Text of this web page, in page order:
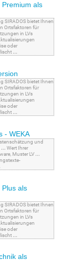
als
SIRADOS bietet Ihnen
Ortsfaktoren für
in LVs
oder
...
SIRADOS bietet Ihnen
Ortsfaktoren für
in LVs
oder
...
- WEKA
und
... Wert Ihrer
Muster LV ...
als
SIRADOS bietet Ihnen
Ortsfaktoren für
in LVs
oder
...
als